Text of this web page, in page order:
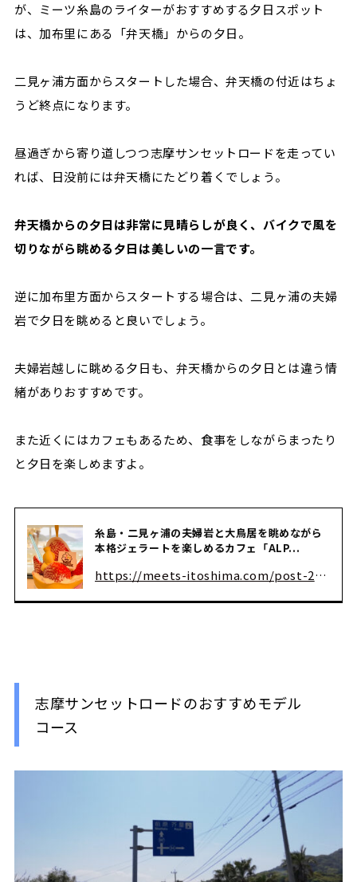
が、ミーツ糸島のライターがおすすめする夕日スポット
は、加布里にある「弁天橋」からの夕日。
二見ヶ浦方面からスタートした場合、弁天橋の付近はちょ
うど終点になります。
昼過ぎから寄り道しつつ志摩サンセットロードを走ってい
れば、日没前には弁天橋にたどり着くでしょう。
弁天橋からの夕日は非常に見晴らしが良く、バイクで風を
切りながら眺める夕日は美しいの一言です。
逆に加布里方面からスタートする場合は、二見ヶ浦の夫婦
岩で夕日を眺めると良いでしょう。
夫婦岩越しに眺める夕日も、弁天橋からの夕日とは違う情
緒がありおすすめです。
また近くにはカフェもあるため、食事をしながらまったり
と夕日を楽しめますよ。
糸島・二見ヶ浦の夫婦岩と大鳥居を眺めながら
本格ジェラートを楽しめるカフェ「ALP...
https://meets-itoshima.com/post-2422
志摩サンセットロードのおすすめモデル
コース